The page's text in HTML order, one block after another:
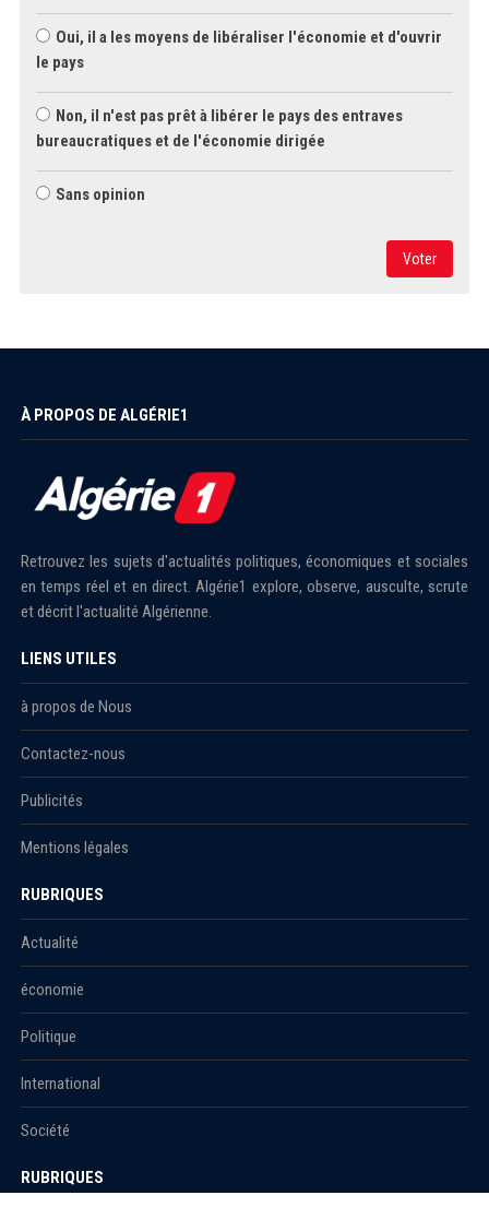
Oui, il a les moyens de libéraliser l'économie et d'ouvrir
le pays
Non, il n'est pas prêt à libérer le pays des entraves
bureaucratiques et de l'économie dirigée
Sans opinion
Voter
À PROPOS DE ALGÉRIE1
Retrouvez les sujets d'actualités politiques, économiques et sociales
en temps réel et en direct. Algérie1 explore, observe, ausculte, scrute
et décrit l'actualité Algérienne.
LIENS UTILES
à propos de Nous
Contactez-nous
Publicités
Mentions légales
RUBRIQUES
Actualité
économie
Politique
International
Société
RUBRIQUES